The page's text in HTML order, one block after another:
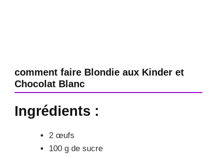
comment faire Blondie aux Kinder et
Chocolat Blanc
Ingrédients :
2 œufs
100 g de sucre